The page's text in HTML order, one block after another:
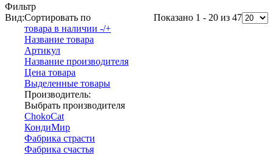
Фильтр
Вид:Сортировать по
товара в наличии -/+
Название товара
Артикул
Название производителя
Цена товара
Выделенные товары
Производитель:
Выбрать производителя
ChokoCat
КондиМир
Фабрика страсти
Фабрика счастья
Показано 1 - 20 из 47